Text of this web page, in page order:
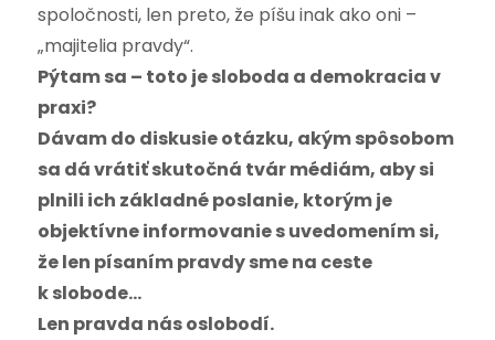
spoločnosti, len preto, že píšu inak ako oni –
„majitelia pravdy“.
Pýtam sa – toto je sloboda a demokracia v
praxi?
Dávam do diskusie otázku, akým spôsobom
sa dá vrátiť skutočná tvár médiám, aby si
plnili ich základné poslanie, ktorým je
objektívne informovanie s uvedomením si,
že len písaním pravdy sme na ceste
k slobode…
Len pravda nás oslobodí.